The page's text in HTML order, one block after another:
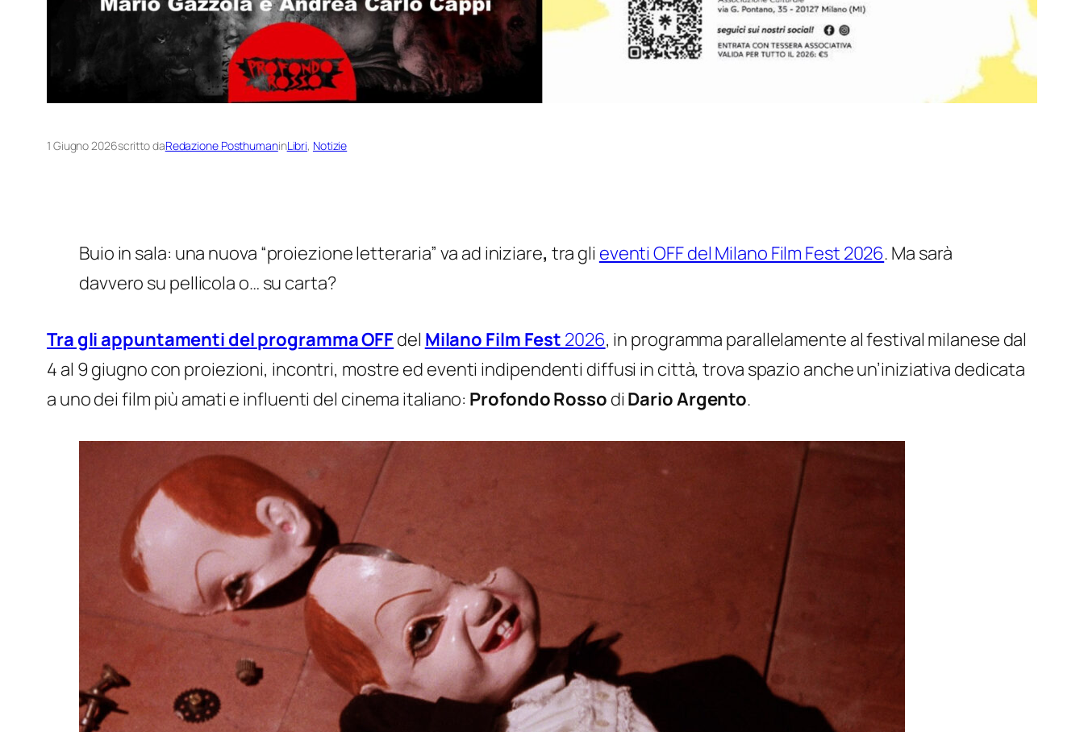
1 Giugno 2026scritto daRedazione PosthumaninLibri, Notizie
Buio in sala: una nuova “proiezione letteraria” va ad iniziare, tra gli eventi OFF del Milano Film Fest 2026. Ma sarà
davvero su pellicola o… su carta?
Tra gli appuntamenti del programma OFF del Milano Film Fest 2026, in programma parallelamente al festival milanese dal
4 al 9 giugno con proiezioni, incontri, mostre ed eventi indipendenti diffusi in città, trova spazio anche un’iniziativa dedicata
a uno dei film più amati e influenti del cinema italiano: Profondo Rosso di Dario Argento.